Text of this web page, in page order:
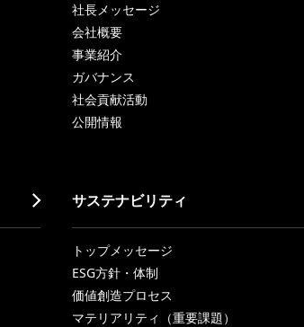
社長メッセージ
会社概要
事業紹介
ガバナンス
社会貢献活動
公開情報
サステナビリティ
トップメッセージ
ESG方針・体制
価値創造プロセス
マテリアリティ（重要課題）